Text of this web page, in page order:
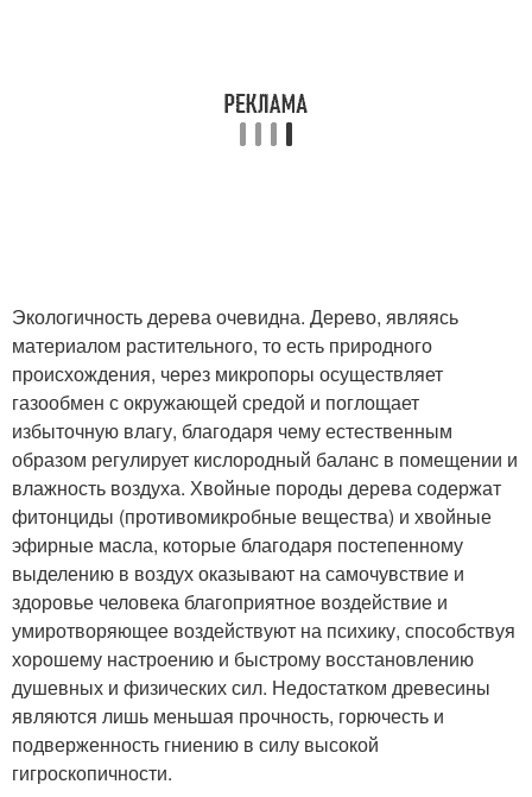
Экологичность дерева очевидна. Дерево, являясь
материалом растительного, то есть природного
происхождения, через микропоры осуществляет
газообмен с окружающей средой и поглощает
избыточную влагу, благодаря чему естественным
образом регулирует кислородный баланс в помещении и
влажность воздуха. Хвойные породы дерева содержат
фитонциды (противомикробные вещества) и хвойные
эфирные масла, которые благодаря постепенному
выделению в воздух оказывают на самочувствие и
здоровье человека благоприятное воздействие и
умиротворяющее воздействуют на психику, способствуя
хорошему настроению и быстрому восстановлению
душевных и физических сил. Недостатком древесины
являются лишь меньшая прочность, горючесть и
подверженность гниению в силу высокой
гигроскопичности.